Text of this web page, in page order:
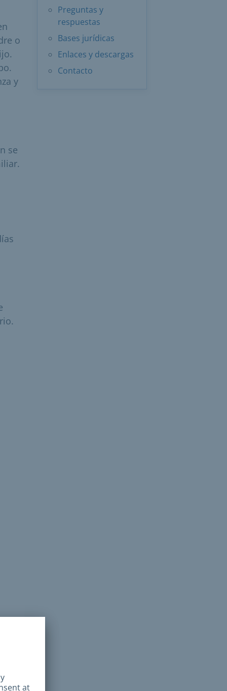
Preguntas y
respuestas
Bases jurídicas
Enlaces y descargas
Contacto
o
y
se